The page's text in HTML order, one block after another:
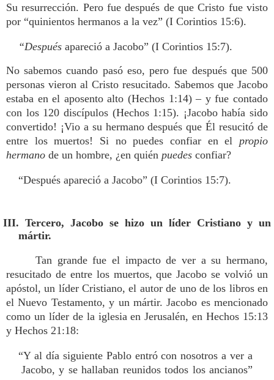
Su resurrección. Pero fue después de que Cristo fue visto
por “quinientos hermanos a la vez” (I Corintios 15:6).
“Después apareció a Jacobo” (I Corintios 15:7).
No sabemos cuando pasó eso, pero fue después que 500
personas vieron al Cristo resucitado. Sabemos que Jacobo
estaba en el aposento alto (Hechos 1:14) – y fue contado
con los 120 discípulos (Hechos 1:15). ¡Jacobo había sido
convertido! ¡Vio a su hermano después que Él resucitó de
entre los muertos! Si no puedes confiar en el propio
hermano de un hombre, ¿en quién puedes confiar?
“Después apareció a Jacobo” (I Corintios 15:7).
III. Tercero, Jacobo se hizo un líder Cristiano y un
mártir.
Tan grande fue el impacto de ver a su hermano,
resucitado de entre los muertos, que Jacobo se volvió un
apóstol, un líder Cristiano, el autor de uno de los libros en
el Nuevo Testamento, y un mártir. Jacobo es mencionado
como un líder de la iglesia en Jerusalén, en Hechos 15:13
y Hechos 21:18:
“Y al día siguiente Pablo entró con nosotros a ver a
Jacobo, y se hallaban reunidos todos los ancianos”